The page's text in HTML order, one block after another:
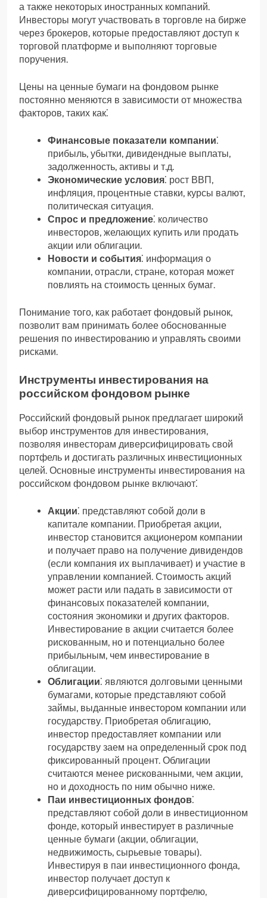
а также некоторых иностранных компаний.
Инвесторы могут участвовать в торговле на бирже
через брокеров, которые предоставляют доступ к
торговой платформе и выполняют торговые
поручения.
Цены на ценные бумаги на фондовом рынке
постоянно меняются в зависимости от множества
факторов, таких как⁚
Финансовые показатели компании⁚
прибыль, убытки, дивидендные выплаты,
задолженность, активы и т.д.
Экономические условия⁚ рост ВВП,
инфляция, процентные ставки, курсы валют,
политическая ситуация.
Спрос и предложение⁚ количество
инвесторов, желающих купить или продать
акции или облигации.
Новости и события⁚ информация о
компании, отрасли, стране, которая может
повлиять на стоимость ценных бумаг.
Понимание того, как работает фондовый рынок,
позволит вам принимать более обоснованные
решения по инвестированию и управлять своими
рисками.
Инструменты инвестирования на
российском фондовом рынке
Российский фондовый рынок предлагает широкий
выбор инструментов для инвестирования,
позволяя инвесторам диверсифицировать свой
портфель и достигать различных инвестиционных
целей. Основные инструменты инвестирования на
российском фондовом рынке включают⁚
Акции⁚ представляют собой доли в
капитале компании. Приобретая акции,
инвестор становится акционером компании
и получает право на получение дивидендов
(если компания их выплачивает) и участие в
управлении компанией. Стоимость акций
может расти или падать в зависимости от
финансовых показателей компании,
состояния экономики и других факторов.
Инвестирование в акции считается более
рискованным, но и потенциально более
прибыльным, чем инвестирование в
облигации.
Облигации⁚ являются долговыми ценными
бумагами, которые представляют собой
займы, выданные инвестором компании или
государству. Приобретая облигацию,
инвестор предоставляет компании или
государству заем на определенный срок под
фиксированный процент. Облигации
считаются менее рискованными, чем акции,
но и доходность по ним обычно ниже.
Паи инвестиционных фондов⁚
представляют собой доли в инвестиционном
фонде, который инвестирует в различные
ценные бумаги (акции, облигации,
недвижимость, сырьевые товары).
Инвестируя в паи инвестиционного фонда,
инвестор получает доступ к
диверсифицированному портфелю,